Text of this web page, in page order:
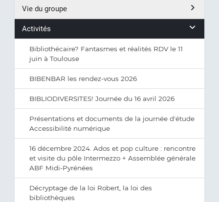
Vie du groupe
Activités
Bibliothécaire? Fantasmes et réalités RDV le 11
juin à Toulouse
BIBENBAR les rendez-vous 2026
BIBLIODIVERSITES! Journée du 16 avril 2026
Présentations et documents de la journée d'étude
Accessibilité numérique
16 décembre 2024. Ados et pop culture : rencontre
et visite du pôle Intermezzo + Assemblée générale
ABF Midi-Pyrénées
Décryptage de la loi Robert, la loi des
bibliothèques